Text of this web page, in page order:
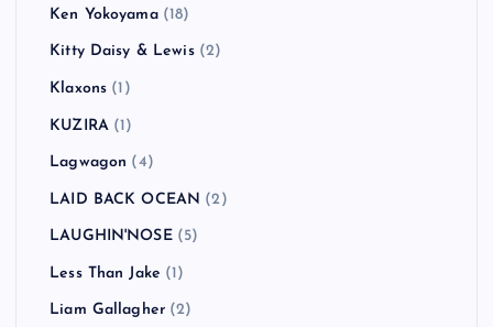
Ken Yokoyama(18)
Kitty Daisy & Lewis(2)
Klaxons (1)
KUZIRA(1)
Lagwagon (4)
LAID BACK OCEAN (2)
LAUGHIN'NOSE(5)
Less Than Jake (1)
Liam Gallagher (2)